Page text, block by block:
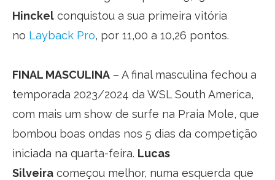
Hinckel conquistou a sua primeira vitória
no Layback Pro, por 11,00 a 10,26 pontos.
FINAL MASCULINA – A final masculina fechou a
temporada 2023/2024 da WSL South America,
com mais um show de surfe na Praia Mole, que
bombou boas ondas nos 5 dias da competição
iniciada na quarta-feira. Lucas
Silveira começou melhor, numa esquerda que